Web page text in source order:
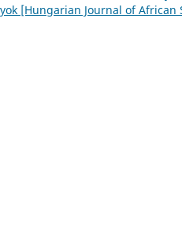
[Hungarian Journal of African